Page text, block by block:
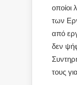
οποίοι
των
από
δεν
τους